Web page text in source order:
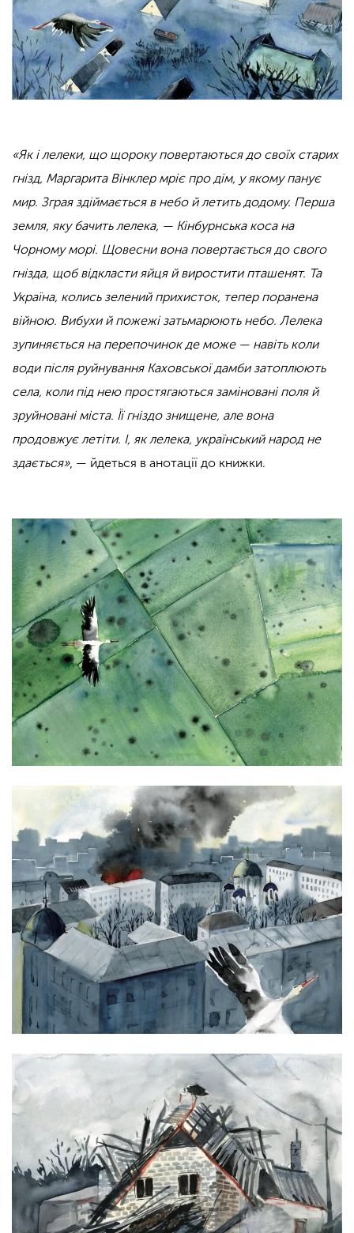
«Як і лелеки, що щороку повертаються до своїх старих
гнізд, Маргарита Вінклер мріє про дім, у якому панує
мир. Зграя здіймається в небо й летить додому. Перша
земля, яку бачить лелека, — Кінбурнська коса на
Чорному морі. Щовесни вона повертається до свого
гнізда, щоб відкласти яйця й виростити пташенят. Та
Україна, колись зелений прихисток, тепер поранена
війною. Вибухи й пожежі затьмарюють небо. Лелека
зупиняється на перепочинок де може — навіть коли
води після руйнування Каховської дамби затоплюють
села, коли під нею простягаються заміновані поля й
зруйновані міста. Її гніздо знищене, але вона
продовжує летіти. І, як лелека, український народ не
здається», — йдеться в анотації до книжки.